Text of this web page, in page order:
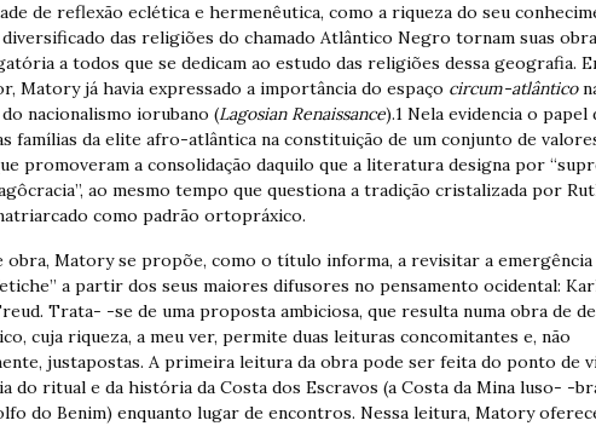
de reflexão eclética e hermenêutica, como a riqueza do seu
das religiões do chamado Atlântico Negro tornam suas
a todos que se dedicam ao estudo das religiões dessa geografia.
Matory já havia expressado a importância do espaço circum-atlântico
nacionalismo iorubano (Lagosian Renaissance).1 Nela evidencia o papel
famílias da elite afro-atlântica na constituição de um conjunto de
promoveram a consolidação daquilo que a literatura designa por
ao mesmo tempo que questiona a tradição cristalizada por
como padrão ortopráxico.
obra, Matory se propõe, como o título informa, a revisitar a emergência
a partir dos seus maiores difusores no pensamento ocidental:
Trata- -se de uma proposta ambiciosa, que resulta numa obra de
cuja riqueza, a meu ver, permite duas leituras concomitantes e, não
justapostas. A primeira leitura da obra pode ser feita do ponto de
do ritual e da história da Costa dos Escravos (a Costa da Mina luso- -
do Benim) enquanto lugar de encontros. Nessa leitura, Matory